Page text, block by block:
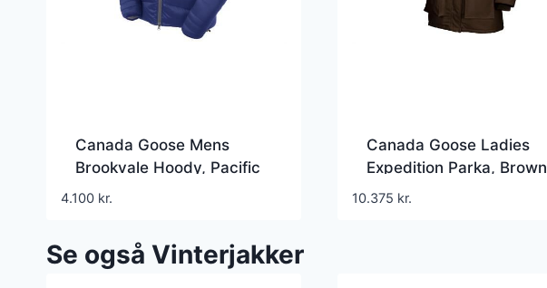
Canada Goose Mens
Brookvale Hoody, Pacific
Blue
4.100 kr.
Canada Goose Ladies
Expedition Parka, Brown
10.375 kr.
Se også Vinterjakker